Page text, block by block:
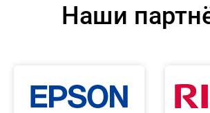
Наши